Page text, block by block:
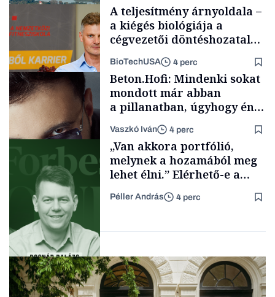
Energia
Content Lab HUB
A teljesítmény árnyoldala –
a kiégés biológiája a
cégvezetői döntéshozatal
BioTechUSA 4 perc
Forbes-sztori
Beton.Hofi: Mindenki sokat
mondott már abban
a pillanatban, úgyhogy én
a legsarkosabb
gondolataimat akartam
kimondani
Vaszkó Iván 4 perc
Podcast
„Van akkora portfólió,
melynek a hozamából meg
lehet élni.” Elérhető-e a
passzív jövedelem és az
anyagi függetlenség?
Péller András 4 perc